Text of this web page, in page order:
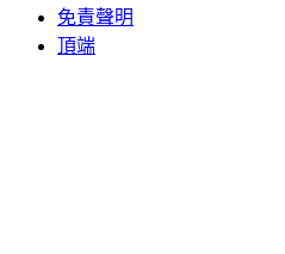
免責聲明
頂端